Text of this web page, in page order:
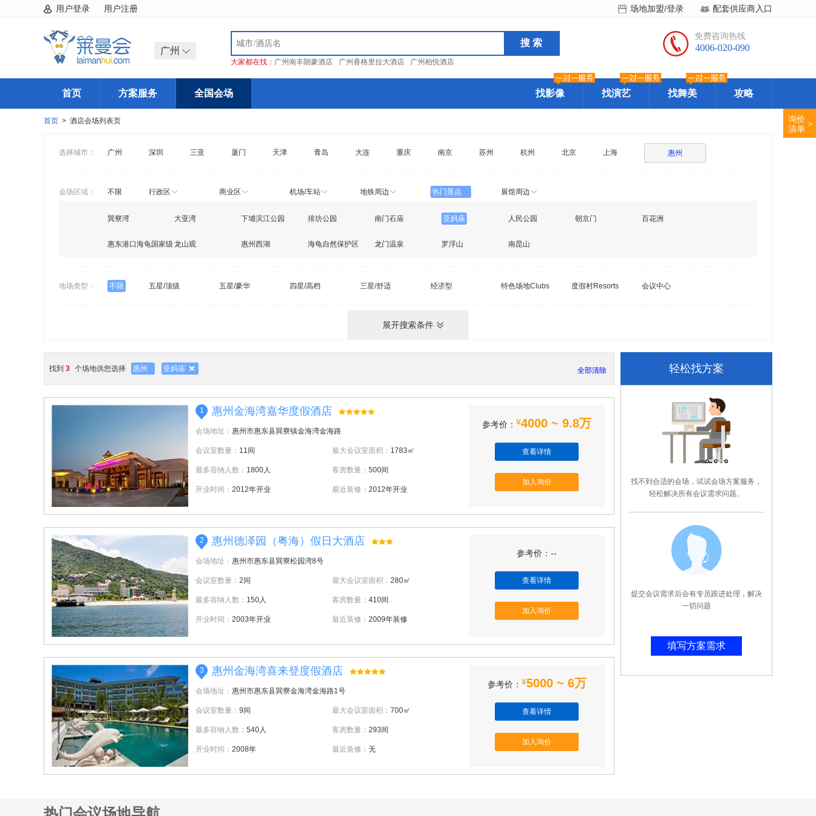
用户登录 用户注册 配套供应商入口
场地加盟/登录
广州
大家都在找： 广州南丰朗豪酒店 广州香格里拉大酒店 广州柏悦酒店
免费咨询热线
4006-020-090
首页 方案服务 全国会场 找影像 找演艺 找舞美 攻略
首页 > 酒店会场列表页
选择城市： 广州 深圳 三亚 厦门 天津 青岛 大连 重庆 南京 苏州 杭州 北京 上海 惠州
会场区域： 不限 行政区 商业区 机场/车站 地铁周边 热门景点 展馆周边
巽寮湾 大亚湾 下埔滨江公园 排坊公园 南门石庙 亚妈庙 人民公园 朝京门 百花洲
惠东港口海龟国家级 龙山观 惠州西湖 海龟自然保护区 龙门温泉 罗浮山 南昆山
地场类型： 不限 五星/顶级 五星/豪华 四星/高档 三星/舒适 经济型 特色场地Clubs 度假村Resorts 会议中心
展开搜索条件
找到 3 个场地供您选择 惠州 亚妈庙 全部清除
1 惠州金海湾嘉华度假酒店
会场地址： 惠州市惠东县巽寮镇金海湾金海路
会议室数量： 11间 最大会议室面积： 1783㎡
最多容纳人数： 1800人 客房数量： 500间
开业时间： 2012年开业 最近装修： 2012年开业
参考价： ¥4000 ~ 9.8万
查看详情
加入询价
2 惠州德泽园（粤海）假日大酒店
会场地址： 惠州市惠东县巽寮松园湾8号
会议室数量： 2间 最大会议室面积： 280㎡
最多容纳人数： 150人 客房数量： 410间
开业时间： 2003年开业 最近装修： 2009年装修
参考价：--
查看详情
加入询价
3 惠州金海湾喜来登度假酒店
会场地址： 惠州市惠东县巽寮金海湾金海路1号
会议室数量： 9间 最大会议室面积： 700㎡
最多容纳人数： 540人 客房数量： 293间
开业时间： 2008年 最近装修： 无
参考价： ¥5000 ~ 6万
查看详情
加入询价
轻松找方案
找不到合适的会场，试试会场方案服务，
轻松解决所有会议需求问题。
提交会议需求后会有专员跟进处理，解决
一切问题
填写方案需求
询价
清单 >